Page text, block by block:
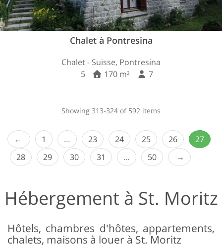
Chalet à Pontresina
Chalet - Suisse, Pontresina
5
170 m² 7
Showing 313-324 of 592 items
1 … 23 24 25 26
27
28
29 30 31 … 50
Hébergement à St. Moritz
Hôtels, chambres d'hôtes, appartements,
chalets, maisons à louer à St. Moritz